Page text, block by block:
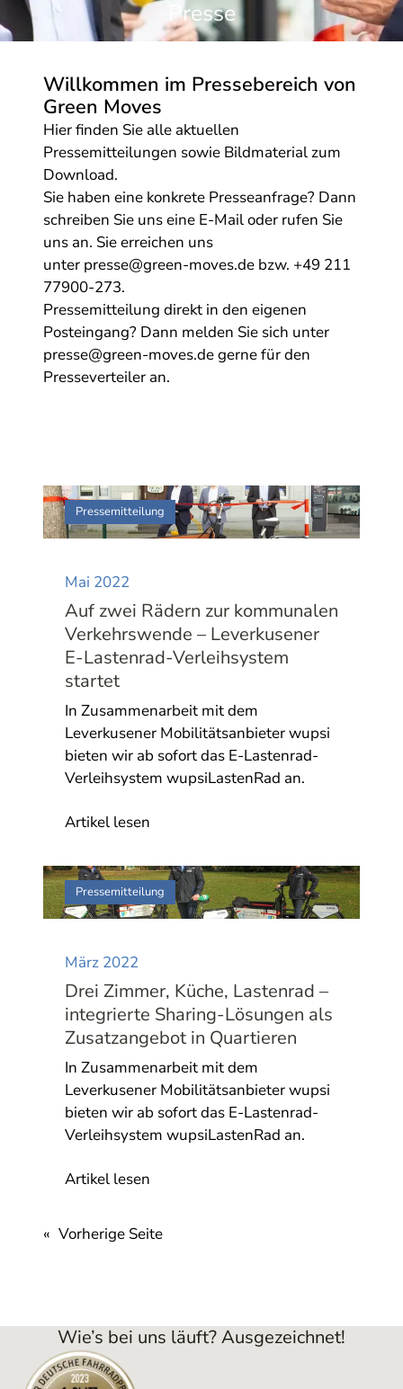
Presse
Willkommen im Pressebereich von
Green Moves
Hier finden Sie alle aktuellen
Pressemitteilungen sowie Bildmaterial zum
Download.
Sie haben eine konkrete Presseanfrage? Dann
schreiben Sie uns eine E-Mail oder rufen Sie
uns an. Sie erreichen uns
unter presse@green-moves.de bzw. +49 211
77900-273.
Pressemitteilung direkt in den eigenen
Posteingang? Dann melden Sie sich unter
presse@green-moves.degerne für den
Presseverteiler an.
Pressemitteilung
Mai 2022
Auf zwei Rädern zur kommunalen
Verkehrswende – Leverkusener
E-Lastenrad-Verleihsystem
startet
In Zusammenarbeit mit dem
Leverkusener Mobilitätsanbieter wupsi
bieten wir ab sofort das E-Lastenrad-
Verleihsystem wupsiLastenRad an.
Artikel lesen
Pressemitteilung
März 2022
Drei Zimmer, Küche, Lastenrad –
integrierte Sharing-Lösungen als
Zusatzangebot in Quartieren
In Zusammenarbeit mit dem
Leverkusener Mobilitätsanbieter wupsi
bieten wir ab sofort das E-Lastenrad-
Verleihsystem wupsiLastenRad an.
Artikel lesen
« Vorherige Seite
Wie’s bei uns läuft? Ausgezeichnet!